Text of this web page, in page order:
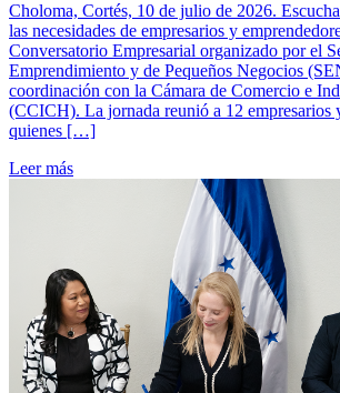
Choloma, Cortés, 10 de julio de 2026.
las necesidades de empresarios y
Conversatorio Empresarial organizado por el
Emprendimiento y de Pequeños Negocios
coordinación con la Cámara de Comercio e
(CCICH). La jornada reunió a 12 empresarios
quienes […]
Leer más